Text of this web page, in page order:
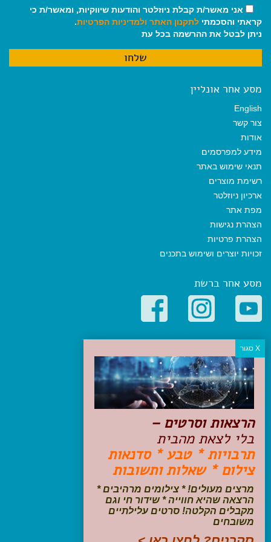
אני מאשר/ת קבלת ניוזלטר והודעות שיווקיות, ומאשר/ת כי
קראתי והסכמתי לתקנון האתר ולמדיניות הפרטיות.
ניתן לבטל את ההרשמה בכל עת
מסע אחר אונליין
English
צור קשר
אודות
מידע למפרסמים
תנאי שימוש באתר
רשימת מוצרים
ארכיון ניוזלטר
מפת אתר
הצהרת נגישות
הצהרת פרטיות
זכויות יוצרים ושימוש בתכנים
מסע אחר ברשת
קטגוריות פופולריות
יעדים
טיולים בישראל
מלונות בוטיק בישראל
טיפים והמלצות
הכנות לנסיעה
טיולי ג'יפים
טיולים עם ילדים
שייט, הפלגות, קרוזים
עקבו אחרינו בפייסבוק
הרצאות וסרטים –
בלי לצאת מהבית
תרבויות * טבע * סדנאות
צילום * שאלות ותשובות
מרצים מעולים! * צילומים מרהיבים *
הרצאה שהיא חווייה * שידור חי וגם
מקבלים הקלטה! סרטים עלילתיים
משובחים